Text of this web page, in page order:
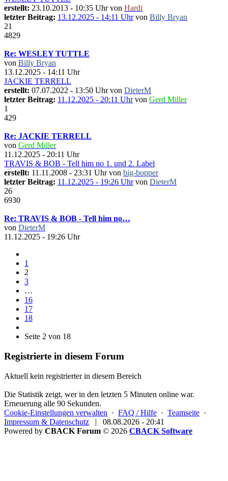
erstellt: 23.10.2013 - 10:35 Uhr von Hardi
letzter Beitrag: 13.12.2025 - 14:11 Uhrvon Billy Bryan
21
4829
Re: WESLEY TUTTLE
von Billy Bryan
13.12.2025 - 14:11 Uhr
JACKIE TERRELL
erstellt: 07.07.2022 - 13:50 Uhr von DieterM
letzter Beitrag: 11.12.2025 - 20:11 Uhrvon Gerd Miller
1
429
Re: JACKIE TERRELL
von Gerd Miller
11.12.2025 - 20:11 Uhr
TRAVIS & BOB - Tell him no 1. und 2. Label
erstellt: 11.11.2008 - 23:31 Uhr von big-bopper
letzter Beitrag: 11.12.2025 - 19:26 Uhrvon DieterM
26
6930
Re: TRAVIS & BOB - Tell him no…
von DieterM
11.12.2025 - 19:26 Uhr
1
2
3
…
16
17
18
Seite 2 von 18
Registrierte in diesem Forum
Aktuell kein registrierter in diesem Bereich
Die Statistik zeigt, wer in den letzten 5 Minuten online war.
Erneuerung alle 90 Sekunden.
Cookie-Einstellungen verwalten · FAQ / Hilfe · Teamseite ·
Impressum & Datenschutz |
08.08.2026 - 20:41
Powered by CBACK Forum © 2026 CBACK Software